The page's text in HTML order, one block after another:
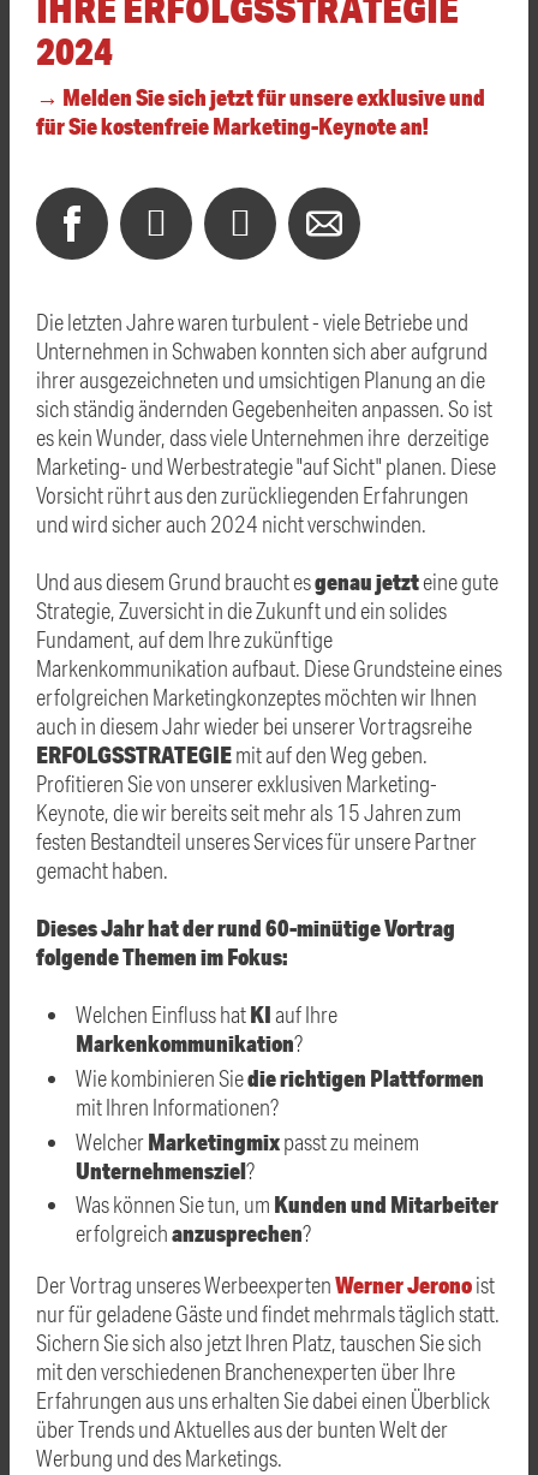
2024
→ Melden Sie sich jetzt für unsere exklusive und
für Sie kostenfreie Marketing-Keynote an!
Die letzten Jahre waren turbulent - viele Betriebe und
Unternehmen in Schwaben konnten sich aber aufgrund
ihrer ausgezeichneten und umsichtigen Planung an die
sich ständig ändernden Gegebenheiten anpassen. So ist
es kein Wunder, dass viele Unternehmen ihre derzeitige
Marketing- und Werbestrategie "auf Sicht" planen. Diese
Vorsicht rührt aus den zurückliegenden Erfahrungen
und wird sicher auch 2024 nicht verschwinden.
Und aus diesem Grund braucht esgenau jetzteine gute
Strategie, Zuversicht in die Zukunft und ein solides
Fundament, auf dem Ihre zukünftige
Markenkommunikation aufbaut. Diese Grundsteine eines
erfolgreichen Marketingkonzeptes möchten wir Ihnen
auch in diesem Jahr wieder bei unserer Vortragsreihe
ERFOLGSSTRATEGIEmit auf den Weg geben.
Profitieren Sie von unserer exklusiven Marketing-
Keynote, die wir bereits seit mehr als 15 Jahren zum
festen Bestandteil unseres Services für unsere Partner
gemacht haben.
Dieses Jahr hat der rund 60-minütige Vortrag
folgende Themen im Fokus:
Welchen Einfluss hatKIauf Ihre
Markenkommunikation?
Wie kombinieren Siedie richtigen Plattformen
mit Ihren Informationen?
WelcherMarketingmixpasst zu meinem
Unternehmensziel?
Was können Sie tun, um Kunden und Mitarbeiter
erfolgreichanzusprechen?
Der Vortrag unseres WerbeexpertenWerner Jeronoist
nur für geladene Gäste und findet mehrmals täglich statt.
Sichern Sie sich also jetzt Ihren Platz, tauschen Sie sich
mit den verschiedenen Branchenexperten über Ihre
Erfahrungen aus uns erhalten Sie dabei einen Überblick
über Trends und Aktuelles aus der bunten Welt der
Werbung und des Marketings.